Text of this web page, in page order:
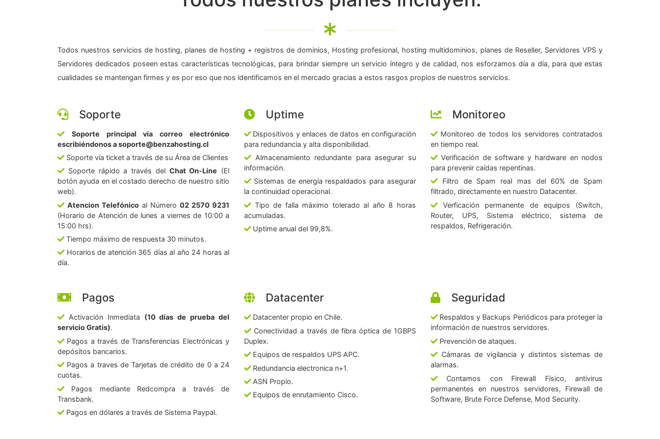
Todos nuestros servicios de hosting, planes de hosting + registros de dominios, Hosting profesional, hosting multidominios, planes de Reseller, Servidores VPS y
Servidores dedicados poseen estas características tecnológicas, para brindar siempre un servicio íntegro y de calidad, nos esforzamos día a día, para que estas
cualidades se mantengan firmes y es por eso que nos identificamos en el mercado gracias a estos rasgos propios de nuestros servicios.
Soporte
Soporte principal vía correo electrónico
escribiéndonos a soporte@benzahosting.cl
Soporte vía ticket a través de su Área de Clientes
Soporte rápido a través del Chat On-Line (El
botón ayuda en el costado derecho de nuestro sitio
web).
Atencion Telefónico al Número 02 2570 9231
(Horario de Atención de lunes a viernes de 10:00 a
15:00 hrs).
Tiempo máximo de respuesta 30 minutos.
Horarios de atención 365 días al año 24 horas al
día.
Uptime
Dispositivos y enlaces de datos en configuración
para redundancia y alta disponibilidad.
Almacenamiento redundante para asegurar su
información.
Sistemas de energía respaldados para asegurar
la continuidad operacional.
Tipo de falla máximo tolerado al año 8 horas
acumuladas.
Uptime anual del 99,8%.
Monitoreo
Monitoreo de todos los servidores contratados
en tiempo real.
Verificación de software y hardware en nodos
para prevenir caídas repentinas.
Filtro de Spam real mas del 60% de Spam
filtrado, directamente en nuestro Datacenter.
Verficación permanente de equipos (Switch,
Router, UPS, Sistema eléctrico, sistema de
respaldos, Refrigeración.
Pagos
Activación Inmediata (10 días de prueba del
servicio Gratis).
Pagos a través de Transferencias Electrónicas y
depósitos bancarios.
Pagos a traves de Tarjetas de crédito de 0 a 24
cuotas.
Pagos mediante Redcompra a través de
Transbank.
Pagos en dólares a través de Sistema Paypal.
Datacenter
Datacenter propio en Chile.
Conectividad a través de fibra óptica de 1GBPS
Duplex.
Equipos de respaldos UPS APC.
Redundancia electronica n+1.
ASN Propio.
Equipos de enrutamiento Cisco.
Seguridad
Respaldos y Backups Periódicos para proteger la
información de nuestros servidores.
Prevención de ataques.
Cámaras de vigilancia y distintos sistemas de
alarmas.
Contamos con Firewall Físico, antivirus
permanentes en nuestros servidores, Firewall de
Software, Brute Force Defense, Mod Security.